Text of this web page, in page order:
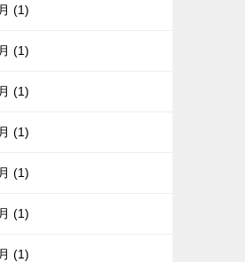
(1)
(1)
(1)
(1)
(1)
(1)
(1)